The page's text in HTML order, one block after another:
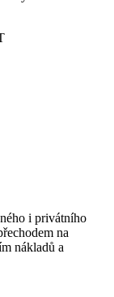
i privátního
na
nákladů a